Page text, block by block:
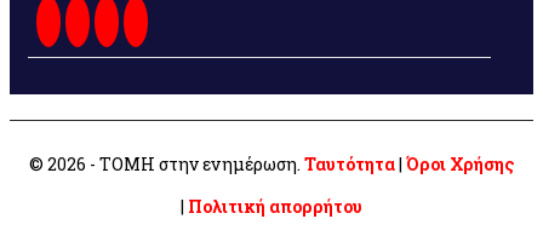
© 2026 - ΤΟΜΗ στην ενημέρωση. Ταυτότητα| Όροι Χρήσης
| Πολιτική απορρήτου